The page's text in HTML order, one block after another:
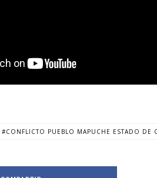
CONFLICTO PUEBLO MAPUCHE ESTADO DE